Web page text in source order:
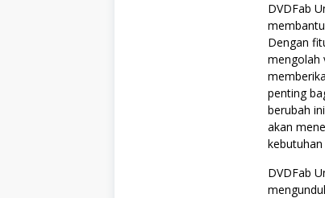
DVDFab
Dengan
mengolah
penting
berubah
akan
DVDFab